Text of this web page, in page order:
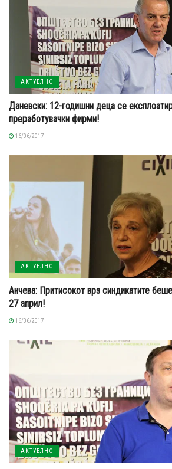
АКТУЕЛНО
Даневски: 12-годишни деца се
преработувачки фирми!
16/06/2017
АКТУЕЛНО
Анчева: Притисокот врз синдикатите
27 април!
16/06/2017
АКТУЕЛНО